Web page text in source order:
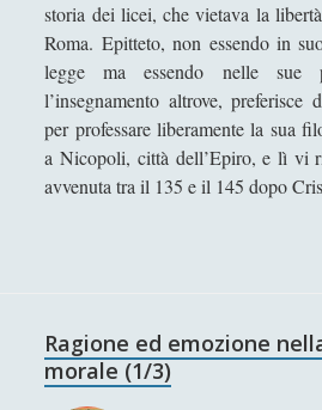
Leucippo - Vita e opere
Lucrezio - Vita e Opere
L’apogeo della cultura cristiana: la
Marco Tullio Cicerone - Vita e opere
Melisso - Vita e opere
Plato and Analytic Epistemology.
Aside?
storia dei licei, che vietava la
Roma. Epitteto, non essendo in
legge ma essendo nelle sue
l’insegnamento altrove,
per professare liberamente la sua
a Nicopoli, città dell’Epiro, e lì vi
avvenuta tra il 135 e il 145 dopo
Ragione ed emozione
morale (1/3)